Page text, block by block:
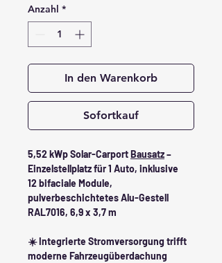
Anzahl *
In den Warenkorb
Sofortkauf
5,52 kWp Solar-CarportBausatz–
Einzelstellplatz für 1 Auto, inklusive
12 bifaciale Module,
pulverbeschichtetes Alu-Gestell
RAL7016, 6,9 x 3,7 m
☀️ Integrierte Stromversorgung trifft
moderne Fahrzeugüberdachung